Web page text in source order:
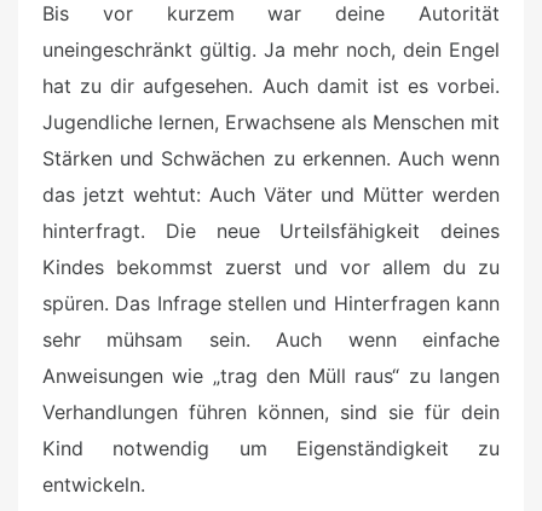
Bis vor kurzem war deine Autorität
uneingeschränkt gültig. Ja mehr noch, dein Engel
hat zu dir aufgesehen. Auch damit ist es vorbei.
Jugendliche lernen, Erwachsene als Menschen mit
Stärken und Schwächen zu erkennen. Auch wenn
das jetzt wehtut: Auch Väter und Mütter werden
hinterfragt. Die neue Urteilsfähigkeit deines
Kindes bekommst zuerst und vor allem du zu
spüren. Das Infrage stellen und Hinterfragen kann
sehr mühsam sein. Auch wenn einfache
Anweisungen wie „trag den Müll raus“ zu langen
Verhandlungen führen können, sind sie für dein
Kind notwendig um Eigenständigkeit zu
entwickeln.